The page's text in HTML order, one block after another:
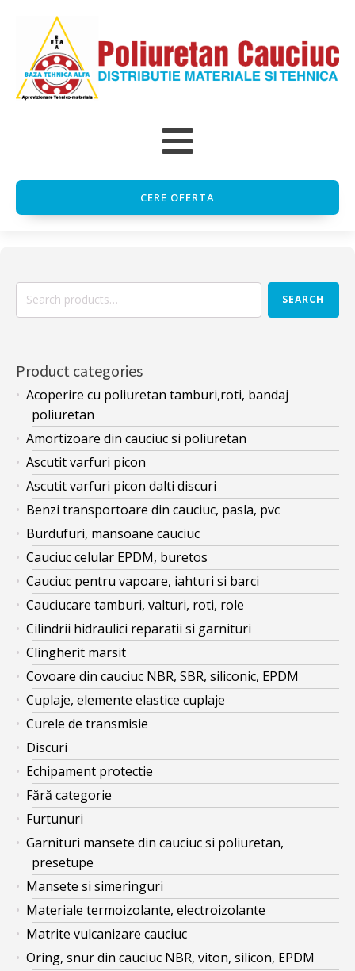
CERE OFERTA
Search
SEARCH
Product categories
Acoperire cu poliuretan tamburi,roti, bandaj
poliuretan
Amortizoare din cauciuc si poliuretan
Ascutit varfuri picon
Ascutit varfuri picon dalti discuri
Benzi transportoare din cauciuc, pasla, pvc
Burdufuri, mansoane cauciuc
Cauciuc celular EPDM, buretos
Cauciuc pentru vapoare, iahturi si barci
Cauciucare tamburi, valturi, roti, role
Cilindrii hidraulici reparatii si garnituri
Clingherit marsit
Covoare din cauciuc NBR, SBR, siliconic, EPDM
Cuplaje, elemente elastice cuplaje
Curele de transmisie
Discuri
Echipament protectie
Fără categorie
Furtunuri
Garnituri mansete din cauciuc si poliuretan,
presetupe
Mansete si simeringuri
Materiale termoizolante, electroizolante
Matrite vulcanizare cauciuc
Oring, snur din cauciuc NBR, viton, silicon, EPDM